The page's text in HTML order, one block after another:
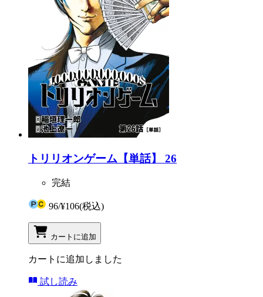
トリリオンゲーム【単話】 26
完結
96/¥106(税込)
カートに追加
カートに追加しました
試し読み